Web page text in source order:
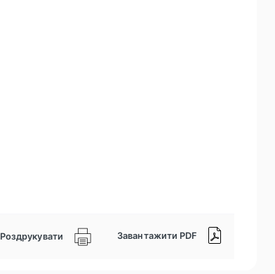
Роздрукувати Завантажити PDF